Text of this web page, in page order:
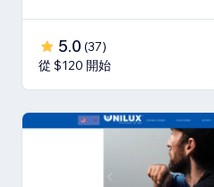
5.0 (37)
從 $120 開始